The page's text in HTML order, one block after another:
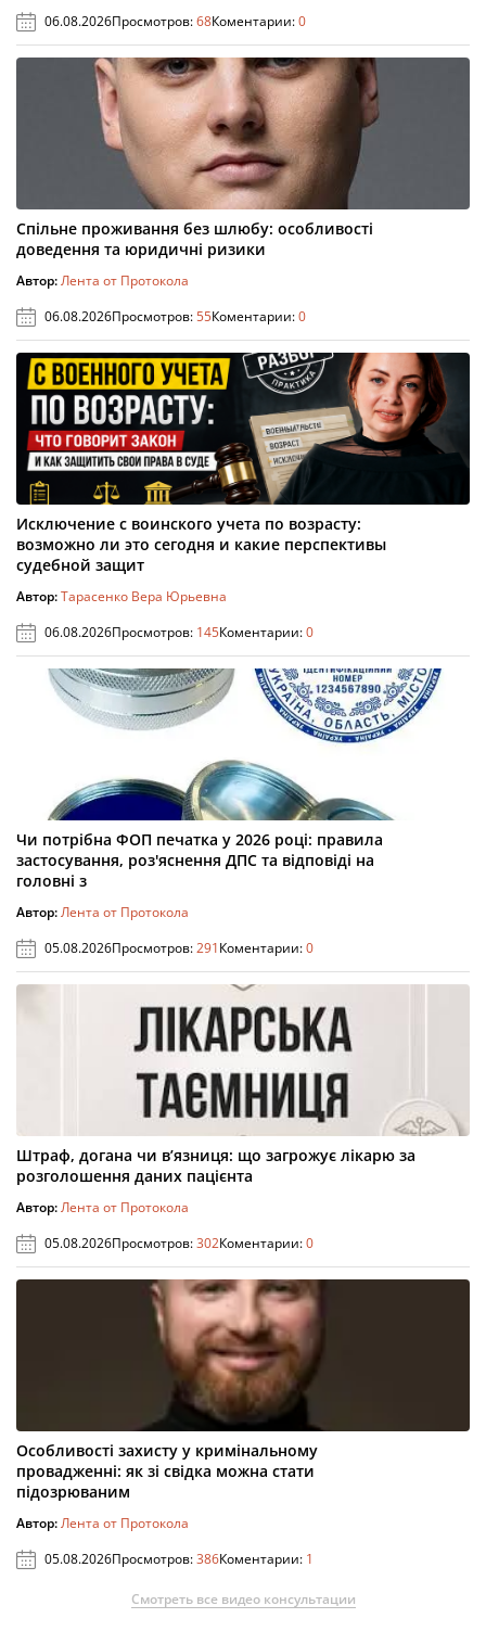
06.08.2026Просмотров:68Коментарии:0
Спільне проживання без шлюбу: особливості
доведення та юридичні ризики
Автор:Лента от Протокола
06.08.2026Просмотров:55Коментарии:0
Исключение с воинского учета по возрасту:
возможно ли это сегодня и какие перспективы
судебной защит
Автор:Тарасенко Вера Юрьевна
06.08.2026Просмотров: 145Коментарии:0
Чи потрібна ФОП печатка у 2026 році: правила
застосування, роз'яснення ДПС та відповіді на
головні з
Автор:Лента от Протокола
05.08.2026Просмотров:291Коментарии:0
Штраф, догана чи в’язниця: що загрожує лікарю за
розголошення даних пацієнта
Автор:Лента от Протокола
05.08.2026Просмотров:302Коментарии:0
Особливості захисту у кримінальному
провадженні: як зі свідка можна стати
підозрюваним
Автор:Лента от Протокола
05.08.2026Просмотров:386Коментарии: 1
Смотреть все видео консультации